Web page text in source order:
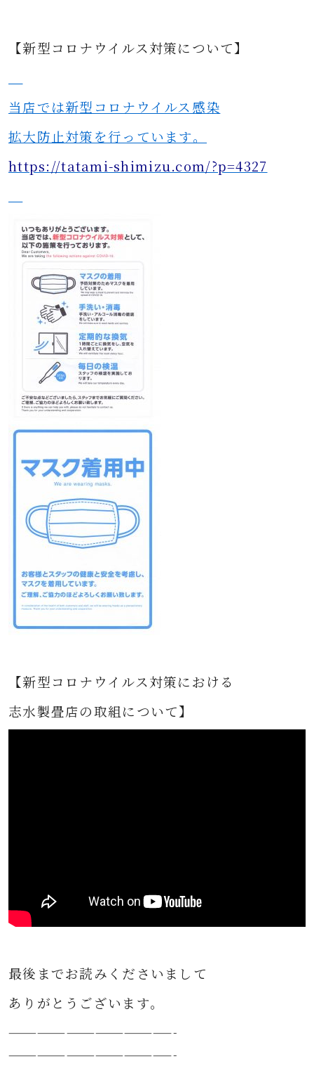
【新型コロナウイルス対策について】
当店では新型コロナウイルス感染
拡大防止対策を行っています。
https://tatami-shimizu.com/?p=4327
【新型コロナウイルス対策における
志水製畳店の取組について】
最後までお読みくださいまして
ありがとうございます。
—————————————————-
—————————————————-